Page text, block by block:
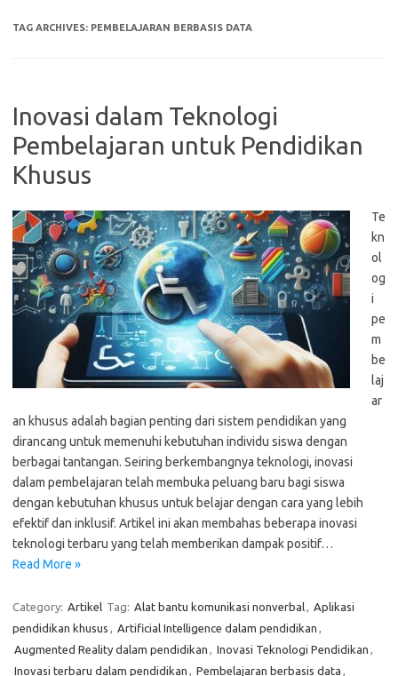
TAG ARCHIVES: PEMBELAJARAN BERBASIS DATA
Inovasi dalam Teknologi
Pembelajaran untuk Pendidikan
Khusus
Te
kn
ol
og
i
pe
m
be
laj
ar
an khusus adalah bagian penting dari sistem pendidikan yang
dirancang untuk memenuhi kebutuhan individu siswa dengan
berbagai tantangan. Seiring berkembangnya teknologi, inovasi
dalam pembelajaran telah membuka peluang baru bagi siswa
dengan kebutuhan khusus untuk belajar dengan cara yang lebih
efektif dan inklusif. Artikel ini akan membahas beberapa inovasi
teknologi terbaru yang telah memberikan dampak positif…
Read More »
Category: Artikel Tag: Alat bantu komunikasi nonverbal, Aplikasi
pendidikan khusus , Artificial Intelligence dalam pendidikan ,
Augmented Reality dalam pendidikan , Inovasi Teknologi Pendidikan ,
Inovasi terbaru dalam pendidikan , Pembelajaran berbasis data ,